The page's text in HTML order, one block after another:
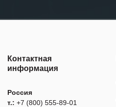
Контактная
информация
Россия
т.: +7 (800) 555-89-01